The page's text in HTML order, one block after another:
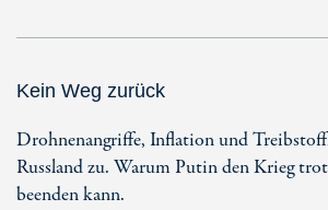
Kein Weg zurück
Drohnenangriffe, Inflation und
Russland zu. Warum Putin den Krieg
beenden kann.